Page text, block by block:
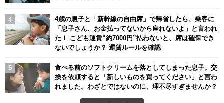
4歳の息子と「新幹線の自由席」で帰省したら、乗客に
「息子さん、お金払ってないから座れないよ」と言われ
た！ こども運賃“約7000円”払わないと、席は確保でき
ないでしょうか？ 運賃ルールを確認
食べる前のソフトクリームを落としてしまった息子。交
換を依頼すると「新しいものを買ってください」と言わ
れました。わざとではないのに、理不尽すぎませんか？